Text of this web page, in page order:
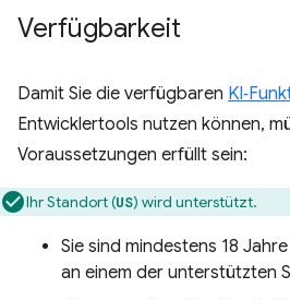
Verfügbarkeit
Damit Sie die verfügbaren
Entwicklertools nutzen können,
Voraussetzungen erfüllt sein:
Ihr Standort (US) wird unterstützt.
Sie sind mindestens 18
an einem der unterstützten